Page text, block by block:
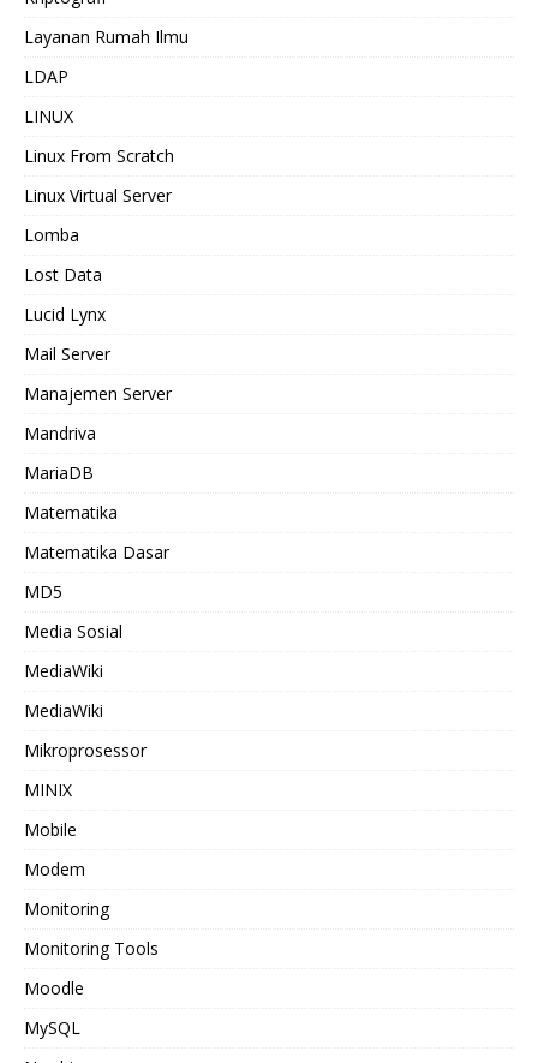
Layanan Rumah Ilmu
LDAP
LINUX
Linux From Scratch
Linux Virtual Server
Lomba
Lost Data
Lucid Lynx
Mail Server
Manajemen Server
Mandriva
MariaDB
Matematika
Matematika Dasar
MD5
Media Sosial
MediaWiki
MediaWiki
Mikroprosessor
MINIX
Mobile
Modem
Monitoring
Monitoring Tools
Moodle
MySQL